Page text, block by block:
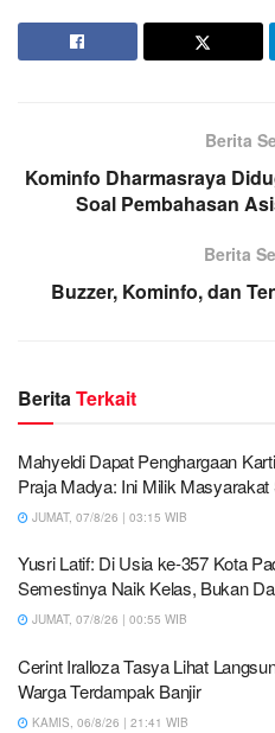
Berita
Kominfo Dharmasraya
Soal Pembahasan
Berita
Buzzer, Kominfo, dan
BeritaTerkait
Mahyeldi Dapat Penghargaan
Praja Madya: Ini Milik
JUMAT, 07/8/26 | 03:15 WIB
Yusri Latif: Di Usia ke-357 Kota
Semestinya Naik Kelas, Bukan
JUMAT, 07/8/26 | 00:55 WIB
Cerint Iralloza Tasya Lihat
Warga Terdampak Banjir
KAMIS, 06/8/26 | 21:41 WIB